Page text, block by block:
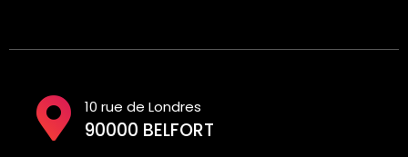
10 rue de Londres
90000 BELFORT